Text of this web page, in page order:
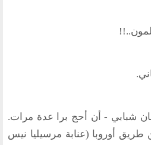
شبابي - أن أحج برا عدة مرات.
كانت سنة 1989 عن طريق أوروبا (عنابة مرسيليا نيس